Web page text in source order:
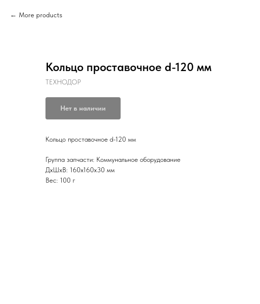
More products
Кольцо проставочное d-120 мм
ТЕХНОДОР
Нет в наличии
Кольцо проставочное d-120 мм
Группа запчасти: Коммунальное оборудование
ДxШxВ: 160x160x30 мм
Вес: 100 г